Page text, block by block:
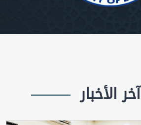
آخر الأخبار